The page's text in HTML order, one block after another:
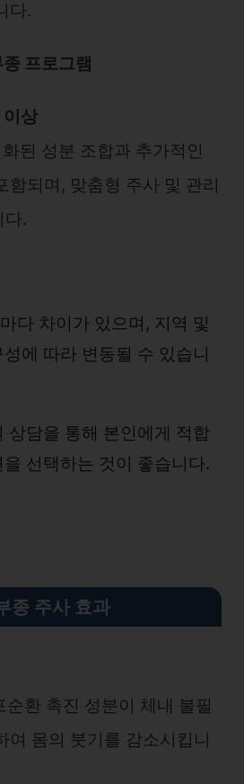
다.
프로그램
상
된 성분 조합과 추가적인
함되며, 맞춤형 주사 및 관리
다.
다 차이가 있으며, 지역 및
에 따라 변동될 수 있습니
상담을 통해 본인에게 적합
선택하는 것이 좋습니다.
종 주사 효과
환 촉진 성분이 체내 불필
여 몸의 붓기를 감소시킵니